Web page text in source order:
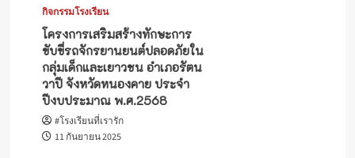
กิจกรรมโรงเรียน
โครงการเสริมสร้างทักษะการ
ขับขี่รถจักรยานยนต์ปลอดภัยใน
กลุ่มเด็กและเยาวชน อำเภอรัตน
วาปี จังหวัดหนองคาย ประจำ
ปีงบประมาณ พ.ศ.2568
#โรงเรียนที่เรารัก
11 กันยายน 2025